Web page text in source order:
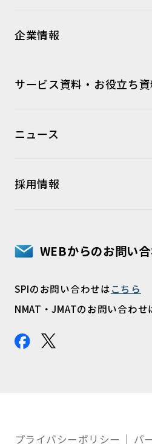
企業情報
サービス資料・お役立ち
ニュース
採用情報
WEBからのお問い
SPIのお問い合わせはこちら
NMAT・JMATのお問い合わせ
プライバシーポリシー パ